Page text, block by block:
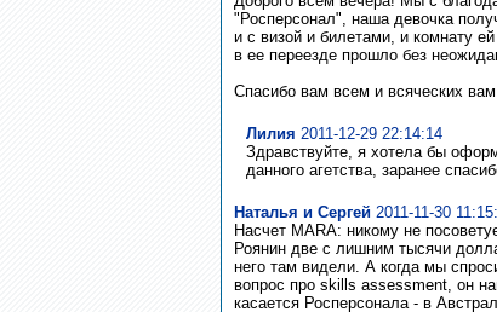
"Росперсонал", наша девочка
и с визой и билетами, и комнату
в ее переезде прошло без
Спасибо вам всем и всяческих вам
Лилия 2011-12-29 22:14:14
Здравствуйте, я хотела бы
данного агетства, заранее
Наталья и Сергей 2011-11-30
Насчет MARA: никому не
Роянин две с лишним тысячи
него там видели. А когда мы
вопрос про skills assessment, он
касается Росперсонала - в